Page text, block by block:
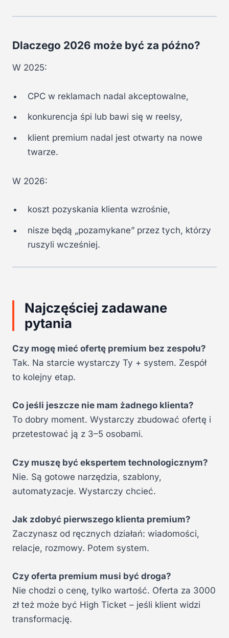
Dlaczego 2026 może być za późno?
W 2025:
CPC w reklamach nadal akceptowalne,
konkurencja śpi lub bawi się w reelsy,
klient premium nadal jest otwarty na nowe
twarze.
W 2026:
koszt pozyskania klienta wzrośnie,
nisze będą „pozamykane” przez tych, którzy
ruszyli wcześniej.
Najczęściej zadawane
pytania
Czy mogę mieć ofertę premium bez zespołu?
Tak. Na starcie wystarczy Ty + system. Zespół
to kolejny etap.
Co jeśli jeszcze nie mam żadnego klienta?
To dobry moment. Wystarczy zbudować ofertę i
przetestować ją z 3–5 osobami.
Czy muszę być ekspertem technologicznym?
Nie. Są gotowe narzędzia, szablony,
automatyzacje. Wystarczy chcieć.
Jak zdobyć pierwszego klienta premium?
Zaczynasz od ręcznych działań: wiadomości,
relacje, rozmowy. Potem system.
Czy oferta premium musi być droga?
Nie chodzi o cenę, tylko wartość. Oferta za 3000
zł też może być High Ticket – jeśli klient widzi
transformację.